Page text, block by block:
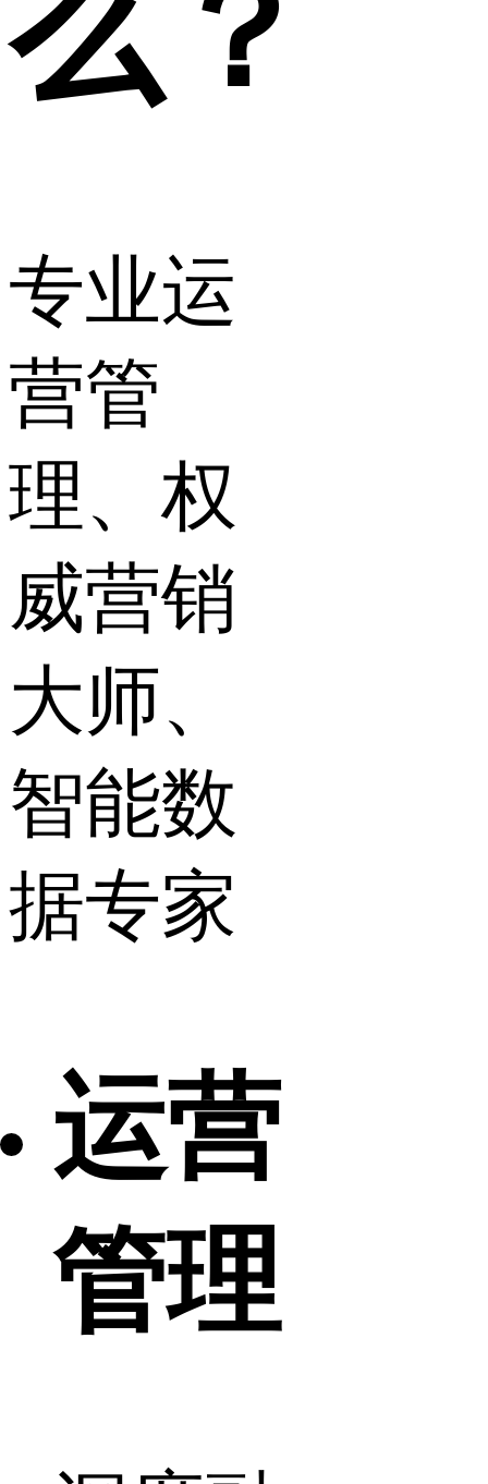
么？
专业运
营管
理、权
威营销
大师、
智能数
据专家
运营
管理